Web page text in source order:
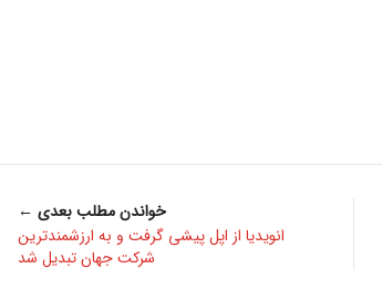
خواندن مطلب بعدی ←
انویدیا از اپل پیشی گرفت و به ارزشمندترین
شرکت جهان تبدیل شد